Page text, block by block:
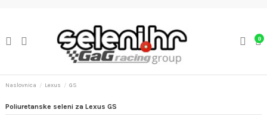
0
Naslovnica Lexus GS
Poliuretanske seleni za Lexus GS